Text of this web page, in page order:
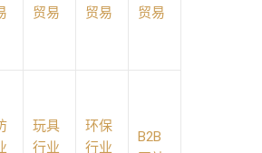
贸易
贸易
贸易
玩具
行业
环保
行业
B2B